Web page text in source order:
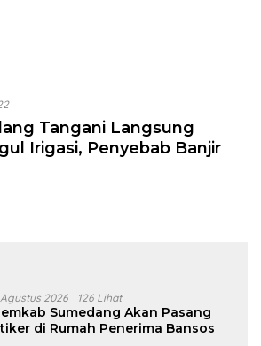
Tangani Langsung
Irigasi, Penyebab Banjir
2026 126 Lihat
Sumedang Akan Pasang
di Rumah Penerima Bansos